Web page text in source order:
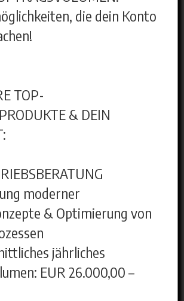
die dein Konto
TOP-
& DEIN
moderner
& Optimierung von
jährliches
EUR 26.000,00 –